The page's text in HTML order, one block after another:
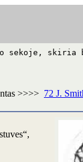
sekoje,
>>>> 72 J.